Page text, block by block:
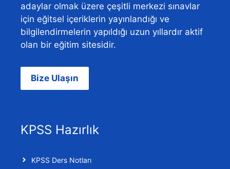
adaylar olmak üzere çeşitli merkezi sınavlar
için eğitsel içeriklerin yayınlandığı ve
bilgilendirmelerin yapıldığı uzun yıllardır aktif
olan bir eğitim sitesidir.
Bize Ulaşın
KPSS Hazırlık
KPSS Ders Notları